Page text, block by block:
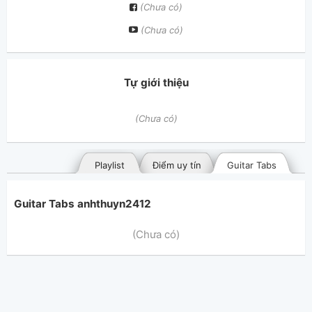
(Chưa có)
(Chưa có)
Tự giới thiệu
(Chưa có)
Guitar Tabs
Điểm uy tín
Playlist
Guitar Tabs anhthuyn2412
(Chưa có)